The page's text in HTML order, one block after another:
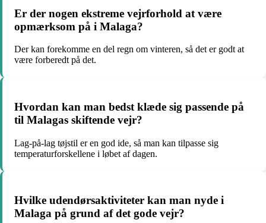
Er der nogen ekstreme vejrforhold at være
opmærksom på i Malaga?
Der kan forekomme en del regn om vinteren, så det er godt at
være forberedt på det.
Hvordan kan man bedst klæde sig passende på
til Malagas skiftende vejr?
Lag-på-lag tøjstil er en god ide, så man kan tilpasse sig
temperaturforskellene i løbet af dagen.
Hvilke udendørsaktiviteter kan man nyde i
Malaga på grund af det gode vejr?